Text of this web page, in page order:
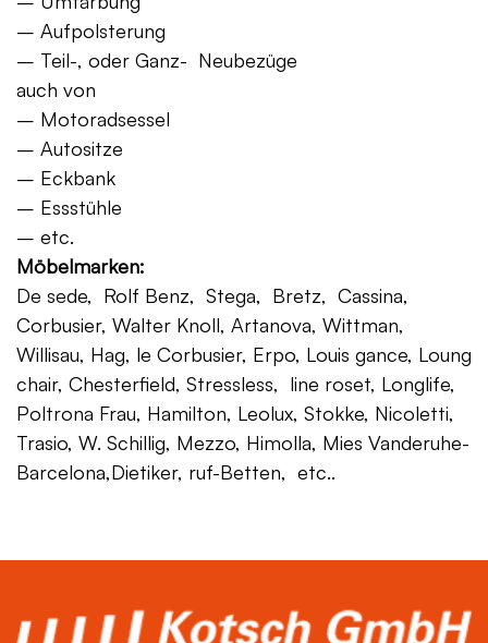
– Aufpolsterung
– Teil-, oder Ganz- Neubezüge
auch von
– Motoradsessel
– Autositze
– Eckbank
– Essstühle
– etc.
Möbelmarken:
De sede, Rolf Benz, Stega, Bretz, Cassina,
Corbusier, Walter Knoll, Artanova, Wittman,
Willisau, Hag, le Corbusier, Erpo, Louis gance, Loung
chair, Chesterfield, Stressless, line roset, Longlife,
Poltrona Frau, Hamilton, Leolux, Stokke, Nicoletti,
Trasio, W. Schillig, Mezzo, Himolla, Mies Vanderuhe-
Barcelona,Dietiker, ruf-Betten, etc..